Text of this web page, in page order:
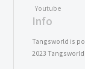
Youtube
Info
Tangsworld is
2023 Tangsworld